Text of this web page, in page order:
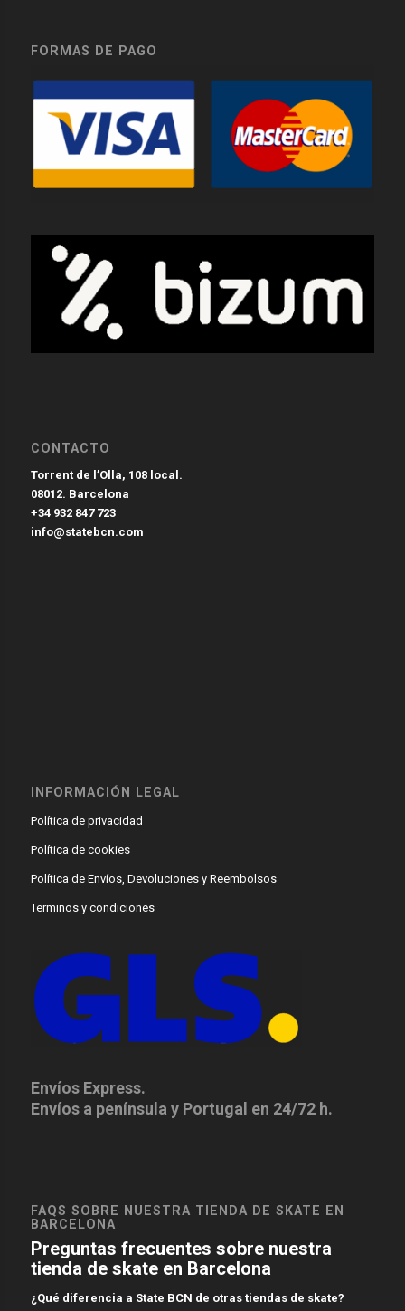
FORMAS DE PAGO
CONTACTO
Torrent de l’Olla, 108 local.
08012. Barcelona
+34 932 847 723
info@statebcn.com
INFORMACIÓN LEGAL
Política de privacidad
Política de cookies
Política de Envíos, Devoluciones y Reembolsos
Terminos y condiciones
Envíos Express.
Envíos a península y Portugal en 24/72 h.
FAQS SOBRE NUESTRA TIENDA DE SKATE EN
BARCELONA
Preguntas frecuentes sobre nuestra
tienda de skate en Barcelona
¿Qué diferencia a State BCN de otras tiendas de skate?